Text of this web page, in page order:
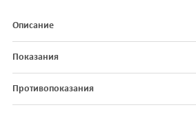
Описание
Показания
Противопоказания